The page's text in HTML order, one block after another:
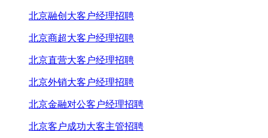
北京融创大客户经理招聘
北京商超大客户经理招聘
北京直营大客户经理招聘
北京外销大客户经理招聘
北京金融对公客户经理招聘
北京客户成功大客主管招聘